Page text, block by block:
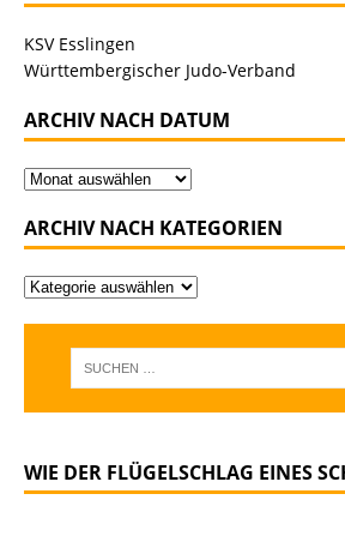
KSV Esslingen
Württembergischer Judo-Verband
ARCHIV NACH DATUM
ARCHIV NACH KATEGORIEN
WIE DER FLÜGELSCHLAG EINES